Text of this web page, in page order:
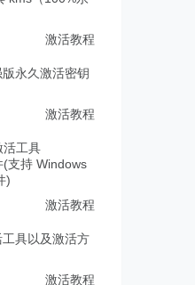
激活教程
永久激活密钥
激活教程
活工具
支持 Windows
)
激活教程
具以及激活方
激活教程